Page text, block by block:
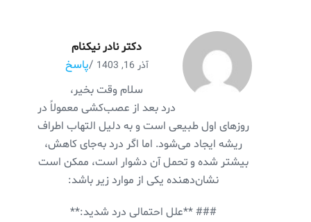
دکتر نادر نیکنام
آذر 16, 1403 /پاسخ
سلام وقت بخیر،
درد بعد از عصب‌کشی معمولاً در
روزهای اول طبیعی است و به دلیل التهاب اطراف
ریشه ایجاد می‌شود. اما اگر درد به‌جای کاهش،
بیشتر شده و تحمل آن دشوار است، ممکن است
نشان‌دهنده یکی از موارد زیر باشد:
### **علل احتمالی درد شدید:**